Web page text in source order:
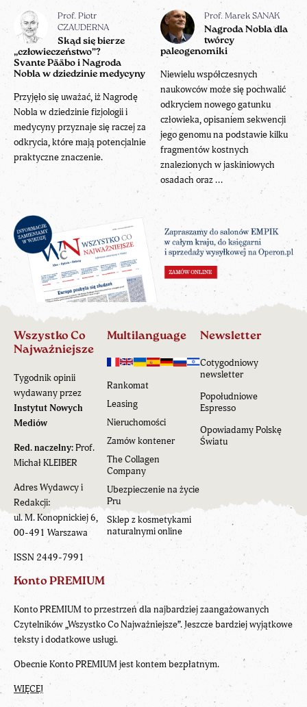
Prof. Piotr
CZAUDERNA
Skąd się bierze
„człowieczeństwo”?
Svante Pääbo i Nagroda
Nobla w dziedzinie medycyny
Przyjęło się uważać, iż Nagrodę
Nobla w dziedzinie fizjologii i
medycyny przyznaje się raczej za
odkrycia, które mają potencjalnie
praktyczne znaczenie.
Prof. Marek SANAK
Nagroda Nobla dla
twórcy
paleogenomiki
Niewielu współczesnych
naukowców może się pochwalić
odkryciem nowego gatunku
człowieka, opisaniem sekwencji
jego genomu na podstawie kilku
fragmentów kostnych
znalezionych w jaskiniowych
osadach oraz ...
Wszystko Co
Najważniejsze
Tygodnik opinii
wydawany przez
Instytut Nowych
Mediów
Red. naczelny:Prof.
Michał KLEIBER
Adres Wydawcy i
Redakcji:
ul. M. Konopnickiej 6,
00-491 Warszawa
ISSN 2449-7991
Multilanguage
Rankomat
Leasing
Nieruchomości
Zamów kontener
The Collagen
Company
Ubezpieczenie na życie
Pru
Sklep z kosmetykami
naturalnymi online
Newsletter
Cotygodniowy
newsletter
Popołudniowe
Espresso
Opowiadamy Polskę
Światu
Konto PREMIUM
Konto PREMIUM to przestrzeń dla najbardziej zaangażowanych
Czytelników „Wszystko Co Najważniejsze”. Jeszcze bardziej wyjątkowe
teksty i dodatkowe usługi.
Obecnie Konto PREMIUM jest kontem bezpłatnym.
WIĘCEJ